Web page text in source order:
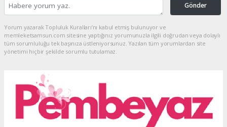
Gönder
Yorum yazarak Topluluk Kuralları’nı kabul etmiş bulunuyor ve
memleketsamsun.com sitesine yaptığınız yorumunuzla ilgili doğrudan veya dolaylı
tüm sorumluluğu tek başınıza üstleniyorsunuz. Yazılan tüm yorumlardan site
yönetimi hiçbir şekilde sorumlu tutulamaz.